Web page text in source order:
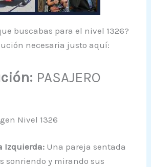
buscabas para el nivel 1326?
necesaria justo aquí:
PASAJERO
Nivel 1326
Izquierda: Una pareja sentada
sonriendo y mirando sus